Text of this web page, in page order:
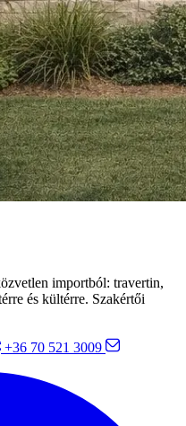
importból: travertin,
és kültérre. Szakértői
+36 70 521 3009